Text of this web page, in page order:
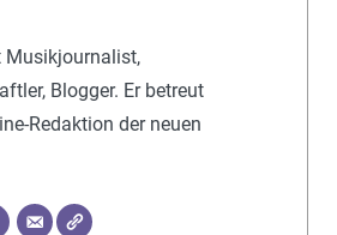
Musikjournalist,
Blogger. Er betreut
Redaktion der neuen